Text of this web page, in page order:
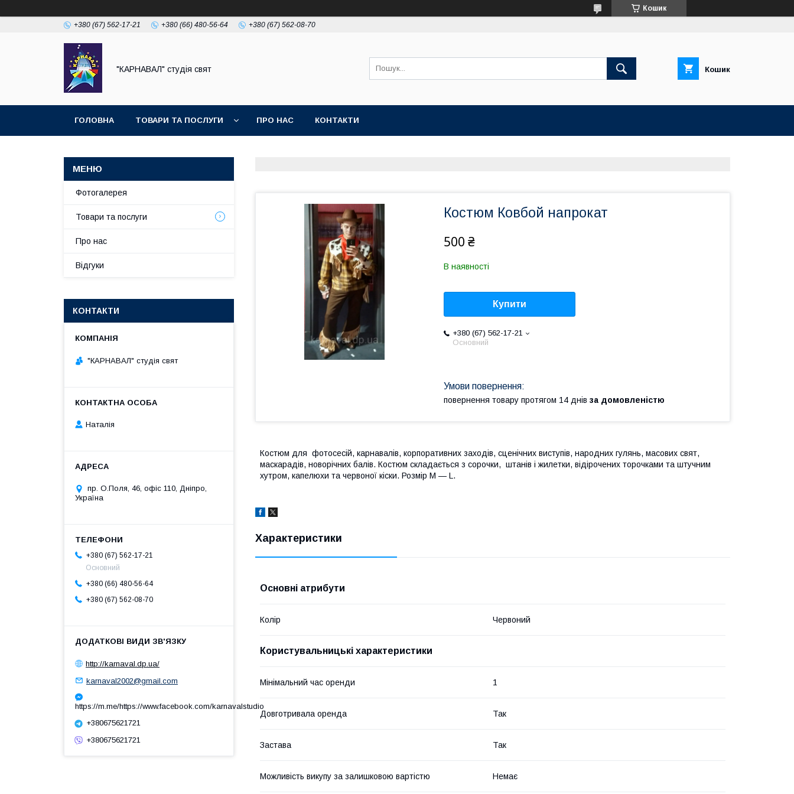
Кошик
+380 (67) 562-17-21 +380 (66) 480-56-64 +380 (67) 562-08-70
"КАРНАВАЛ" студія свят Кошик
ГОЛОВНА ТОВАРИ ТА ПОСЛУГИ ПРО НАС КОНТАКТИ
Костюм Ковбой напрокат
500 ₴
В наявності
Купити
+380 (67) 562-17-21
Основний
повернення товару протягом 14 днів за домовленістю
Костюм для фотосесій, карнавалів, корпоративних заходів, сценічних виступів, народних гулянь, масових свят,
маскарадів, новорічних балів. Костюм складається з сорочки, штанів і жилетки, відірочених торочками та штучним
хутром, капелюхи та червоної кіски. Розмір M — L.
Характеристики
Основні атрибути
Колір Червоний
Користувальницькі характеристики
Мінімальний час оренди 1
Довготривала оренда Так
Застава Так
Можливість викупу за залишковою вартістю Немає
Фотогалерея
Товари та послуги
Про нас
Відгуки
КОНТАКТИ
"КАРНАВАЛ" студія свят
Наталія
пр. О.Поля, 46, офіс 110, Дніпро,
Україна
+380 (67) 562-17-21
Основний
+380 (66) 480-56-64
+380 (67) 562-08-70
http://karnaval.dp.ua/
karnaval2002@gmail.com
https://m.me/https://www.facebook.com/karnavalstudio
+380675621721
+380675621721